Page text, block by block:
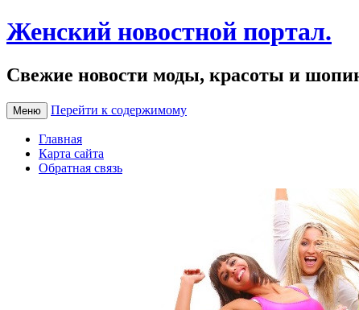
Женский новостной портал.
Свежие новости моды, красоты и
Меню Перейти к содержимому
Главная
Карта сайта
Обратная связь